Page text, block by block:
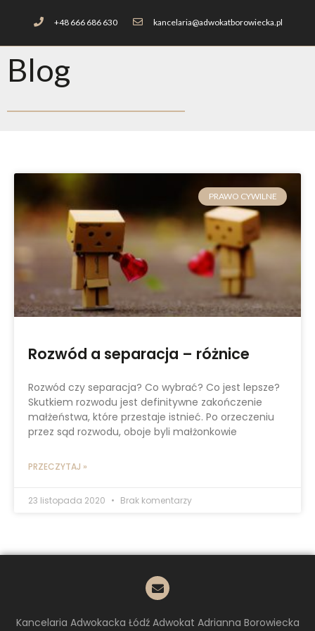
+48 666 686 630 kancelaria@adwokatborowiecka.pl
Blog
PRAWO CYWILNE
Rozwód a separacja – różnice
Rozwód czy separacja? Co wybrać? Co jest lepsze?
Skutkiem rozwodu jest definitywne zakończenie
małżeństwa, które przestaje istnieć. Po orzeczeniu
przez sąd rozwodu, oboje byli małżonkowie
PRZECZYTAJ »
23 listopada 2020 Brak komentarzy
Kancelaria Adwokacka Łódź Adwokat Adrianna Borowiecka